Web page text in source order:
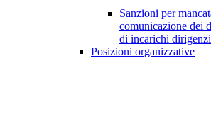
Sanzioni per
comunicazione dei
di incarichi
Posizioni organizzative